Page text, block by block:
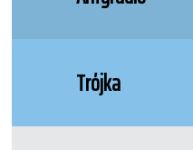
Trójka